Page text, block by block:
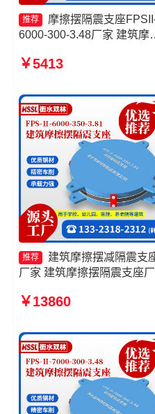
推荐
摩擦摆隔震支座
6000-300-3.48厂家 建筑摩
摩擦复摆隔震支座 摩擦摆隔
￥5413
推荐
建筑摩擦摆减隔震支
厂家 建筑摩擦摆隔震支座
300-3.48生产厂家 摩擦摆隔
头工厂
￥13860